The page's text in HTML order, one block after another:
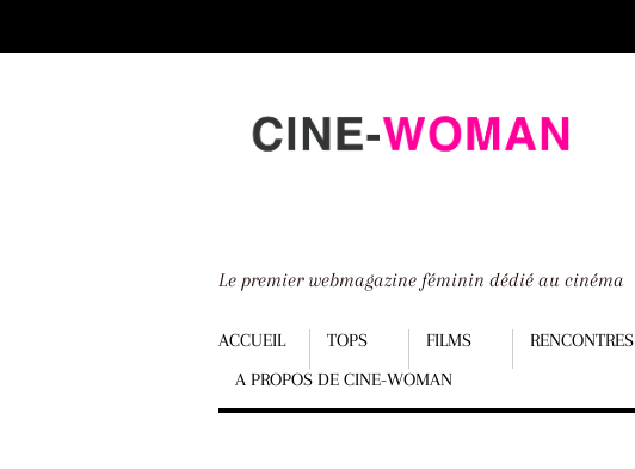
down
Le premier webmagazine féminin dédié au cinéma
Menu
ACCUEIL TOPS FILMS RENCONTRES
A PROPOS DE CINE-WOMAN
Scroll